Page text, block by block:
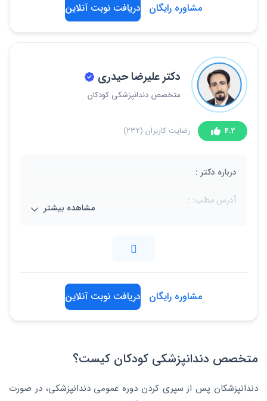
مشاوره رایگان دریافت نوبت آنلاین
دکتر علیرضا حیدری
متخصص دندانپزشکی کودکان
4.2 رضایت کاربران (232)
مشاهده بیشتر
درباره دکتر :
آدرس مطب: :
مشاوره رایگان دریافت نوبت آنلاین
متخصص دندانپزشکی کودکان کیست؟
دندانپزشکان پس از سپری کردن دوره عمومی دندانپزشکی، در صورت